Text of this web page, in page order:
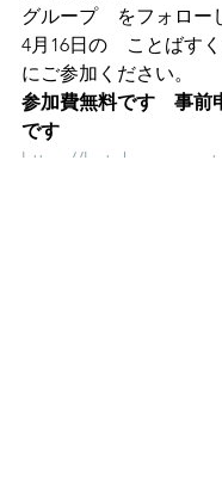
グループ　をフォロー
4月16日の　ことばす
にご参加ください。
参加費無料です　事前
です
https://kotoba-support-